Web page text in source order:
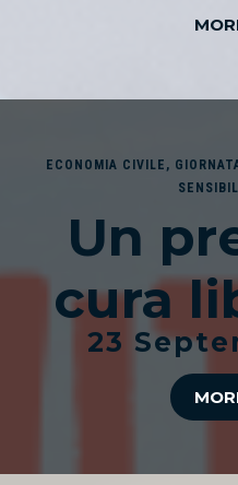
ECONOMIA CIVILE ,
Un
cura
23